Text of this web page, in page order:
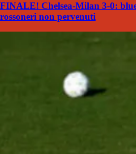
FINALE! Chelsea-Milan 3-0:
rossoneri non pervenuti